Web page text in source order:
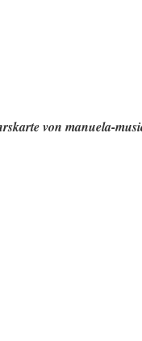
von manuela-